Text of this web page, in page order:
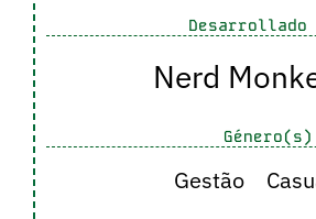
Desarrollado
Nerd
Género(s)
Gestão